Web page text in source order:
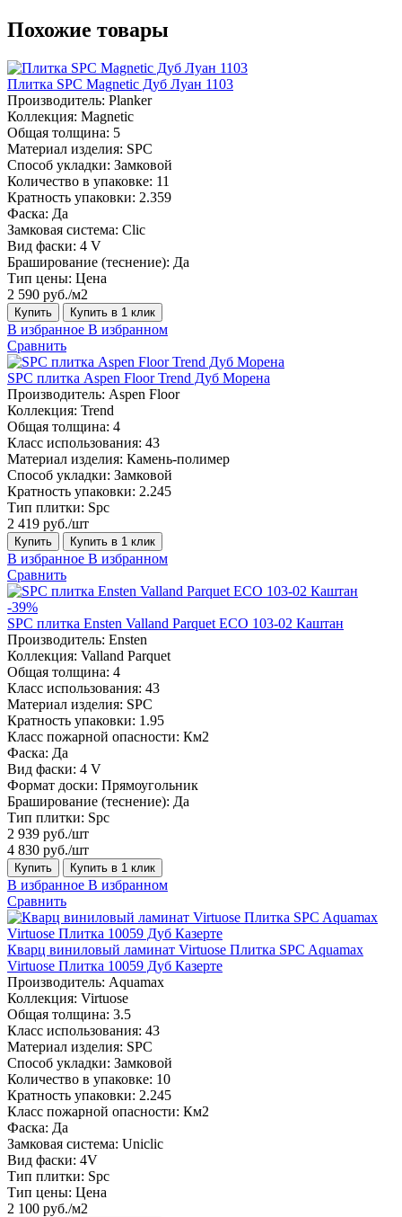
Похожие товары
Плитка SPC Magnetic Дуб Луан 1103
Производитель: Planker
Коллекция: Magnetic
Общая толщина: 5
Материал изделия: SPC
Способ укладки: Замковой
Количество в упаковке: 11
Кратность упаковки: 2.359
Фаска: Да
Замковая система: Сlic
Вид фаски: 4 V
Браширование (теснение): Да
Тип цены: Цена
2 590 руб./м2
Купить Купить в 1 клик
В избранное В избранном
Сравнить
SPC плитка Aspen Floor Trend Дуб Морена
Производитель: Aspen Floor
Коллекция: Trend
Общая толщина: 4
Класс использования: 43
Материал изделия: Камень-полимер
Способ укладки: Замковой
Кратность упаковки: 2.245
Тип плитки: Spc
2 419 руб./шт
Купить Купить в 1 клик
В избранное В избранном
Сравнить
-39%
SPC плитка Ensten Valland Parquet ECO 103-02 Каштан
Производитель: Ensten
Коллекция: Valland Parquet
Общая толщина: 4
Класс использования: 43
Материал изделия: SPC
Кратность упаковки: 1.95
Класс пожарной опасности: Км2
Фаска: Да
Вид фаски: 4 V
Формат доски: Прямоугольник
Браширование (теснение): Да
Тип плитки: Spc
2 939 руб./шт
4 830 руб./шт
Купить Купить в 1 клик
В избранное В избранном
Сравнить
Кварц виниловый ламинат Virtuose Плитка SPC Aquamax
Virtuose Плитка 10059 Дуб Казерте
Производитель: Aquamax
Коллекция: Virtuose
Общая толщина: 3.5
Класс использования: 43
Материал изделия: SPC
Способ укладки: Замковой
Количество в упаковке: 10
Кратность упаковки: 2.245
Класс пожарной опасности: Км2
Фаска: Да
Замковая система: Uniclic
Вид фаски: 4V
Тип плитки: Spc
Тип цены: Цена
2 100 руб./м2